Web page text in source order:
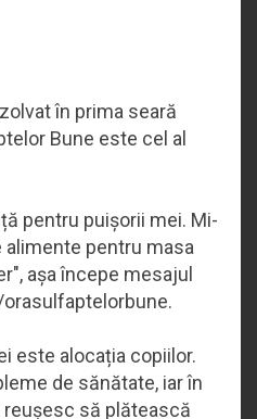
în prima seară
Bune este cel al
pentru puișorii mei. Mi-
alimente pentru masa
așa începe mesajul
este alocația copiilor.
de sănătate, iar în
reușesc să plătească